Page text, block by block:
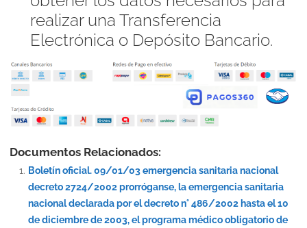
realizar una Transferencia
Electrónica o Depósito Bancario.
Documentos Relacionados:
Boletín oficial. 09/01/03 emergencia sanitaria nacional
decreto 2724/2002 prorróganse, la emergencia sanitaria
nacional declarada por el decreto n° 486/2002 hasta el 10
de diciembre de 2003, el programa médico obligatorio de